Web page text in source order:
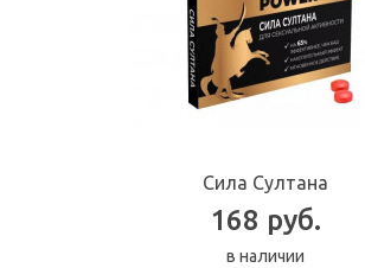
Сила Султана
168 руб.
в наличии